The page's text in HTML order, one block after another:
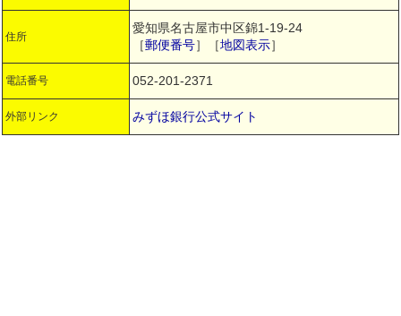
住所
愛知県名古屋市中区錦1-19-24
［郵便番号］［地図表示］
電話番号 052-201-2371
外部リンク みずほ銀行公式サイト